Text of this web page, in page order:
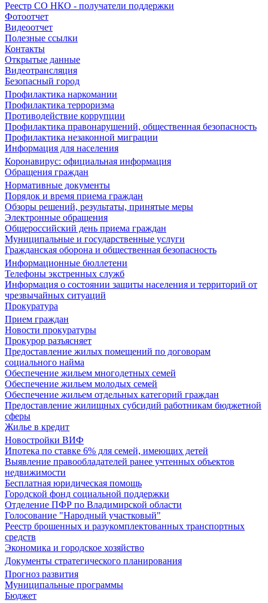
Реестр СО НКО - получатели поддержки
Фотоотчет
Видеоотчет
Полезные ссылки
Контакты
Открытые данные
Видеотрансляция
Безопасный город
Профилактика наркомании
Профилактика терроризма
Противодействие коррупции
Профилактика правонарушений, общественная безопасность
Профилактика незаконной миграции
Информация для населения
Коронавирус: официальная информация
Обращения граждан
Нормативные документы
Порядок и время приема граждан
Обзоры решений, результаты, принятые меры
Электронные обращения
Общероссийский день приема граждан
Муниципальные и государственные услуги
Гражданская оборона и общественная безопасность
Информационные бюллетени
Телефоны экстренных служб
Информация о состоянии защиты населения и территорий от
чрезвычайных ситуаций
Прокуратура
Прием граждан
Новости прокуратуры
Прокурор разъясняет
Предоставление жилых помещений по договорам
социального найма
Обеспечение жильем многодетных семей
Обеспечение жильем молодых семей
Обеспечение жильем отдельных категорий граждан
Предоставление жилищных субсидий работникам бюджетной
сферы
Жилье в кредит
Новостройки ВИФ
Ипотека по ставке 6% для семей, имеющих детей
Выявление правообладателей ранее учтенных объектов
недвижимости
Бесплатная юридическая помощь
Городской фонд социальной поддержки
Отделение ПФР по Владимирской области
Голосование "Народный участковый"
Реестр брошенных и разукомплектованных транспортных
средств
Экономика и городское хозяйство
Документы стратегического планирования
Прогноз развития
Муниципальные программы
Бюджет